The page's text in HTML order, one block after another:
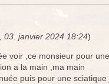
03. janvier 2024 18:24)
voir ,ce monsieur pour une
a la main ,ma main
puis pour une